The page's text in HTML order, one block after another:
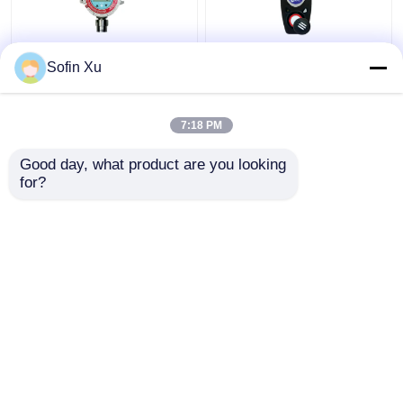
FGM-1200S
Elektroniczny
analizator gazu RS485
Stały detektor gazu na
Najlepsza cena
azotu IP55, przenośny
detektor pojedynczego
gazu ToxiRAE II
Najlepsza cena
Sofin Xu
7:18 PM
Good day, what product are you looking
for?